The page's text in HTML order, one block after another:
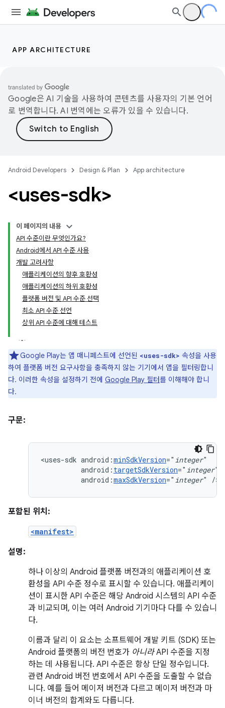
APP ARCHITECTURE
Google은 AI 기술을 사용하여 콘텐츠를 사용자의 기본 언어
로 번역합니다. AI 번역에는 오류가 있을 수 있습니다.
Android Developers Design & Plan App architecture
<uses-sdk>
이 페이지의 내용
API 수준이란 무엇인가요?
Android에서 API 수준 사용
개발 고려사항
애플리케이션의 향후 호환성
애플리케이션의 하위 호환성
플랫폼 버전 및 API 수준 선택
최소 API 수준 선언
상위 API 수준에 대해 테스트
Google Play는 앱 매니페스트에 선언된 <uses-sdk> 속성을 사용
하여 플랫폼 버전 요구사항을 충족하지 않는 기기에서 앱을 필터링합니
다. 이러한 속성을 설정하기 전에 Google Play 필터를 이해해야 합니
다.
구문:
<uses-sdk android:minSdkVersion=" integer
android: targetSdkVersion=" integer
android:maxSdkVersion=" integer" />
포함된 위치:
<manifest>
설명:
하나 이상의 Android 플랫폼 버전과의 애플리케이션 호
환성을 API 수준 정수로 표시할 수 있습니다. 애플리케이
션이 표시한 API 수준은 해당 Android 시스템의 API 수준
과 비교되며, 이는 여러 Android 기기마다 다를 수 있습니
다.
이름과 달리 이 요소는 소프트웨어 개발 키트 (SDK) 또는
Android 플랫폼의 버전 번호가 아니라API 수준을 지정
하는 데 사용됩니다. API 수준은 항상 단일 정수입니다.
관련 Android 버전 번호에서 API 수준을 도출할 수 없습
니다. 예를 들어 메이저 버전과 다르고 메이저 버전과 마
이너 버전의 합계와도 다릅니다.